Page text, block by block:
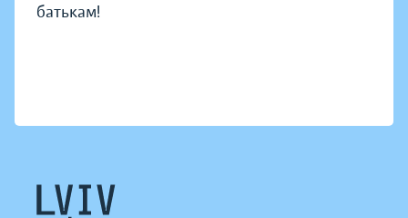
батькам!